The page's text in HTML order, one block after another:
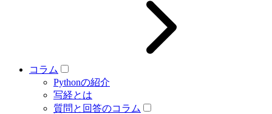
コラム
Pythonの紹介
写経とは
質問と回答のコラム